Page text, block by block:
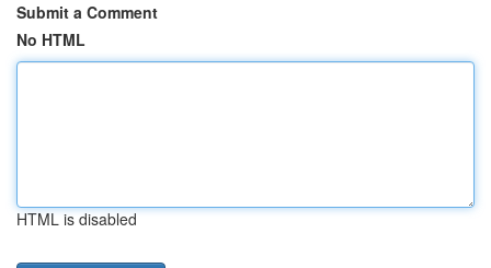
Submit a Comment
No HTML
HTML is disabled